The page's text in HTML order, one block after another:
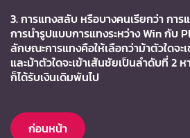
3.การแทงสลับ หรือบางคนเรียกว่าการ
การนำรูปแบบการแทงระหว่างWinกับ
ลักษณะการแทงคือให้เลือกว่าม้าตัวใดจะ
และม้าตัวใดจะเข้าเส้นชัยเป็นลำดับที่ 2 ห
ก็ได้รับเงินเดิมพันไป
ก่อนหน้า